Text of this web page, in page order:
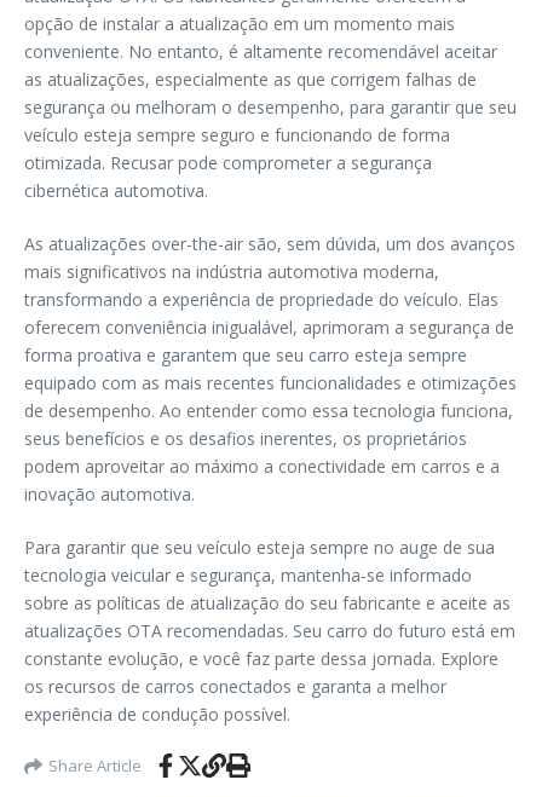
opção de instalar a atualização em um momento mais
conveniente. No entanto, é altamente recomendável aceitar
as atualizações, especialmente as que corrigem falhas de
segurança ou melhoram o desempenho, para garantir que seu
veículo esteja sempre seguro e funcionando de forma
otimizada. Recusar pode comprometer a segurança
cibernética automotiva.
As atualizações over-the-air são, sem dúvida, um dos avanços
mais significativos na indústria automotiva moderna,
transformando a experiência de propriedade do veículo. Elas
oferecem conveniência inigualável, aprimoram a segurança de
forma proativa e garantem que seu carro esteja sempre
equipado com as mais recentes funcionalidades e otimizações
de desempenho. Ao entender como essa tecnologia funciona,
seus benefícios e os desafios inerentes, os proprietários
podem aproveitar ao máximo a conectividade em carros e a
inovação automotiva.
Para garantir que seu veículo esteja sempre no auge de sua
tecnologia veicular e segurança, mantenha-se informado
sobre as políticas de atualização do seu fabricante e aceite as
atualizações OTA recomendadas. Seu carro do futuro está em
constante evolução, e você faz parte dessa jornada. Explore
os recursos de carros conectados e garanta a melhor
experiência de condução possível.
Share Article